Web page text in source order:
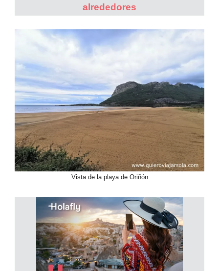
alrededores
Vista de la playa de Oriñón